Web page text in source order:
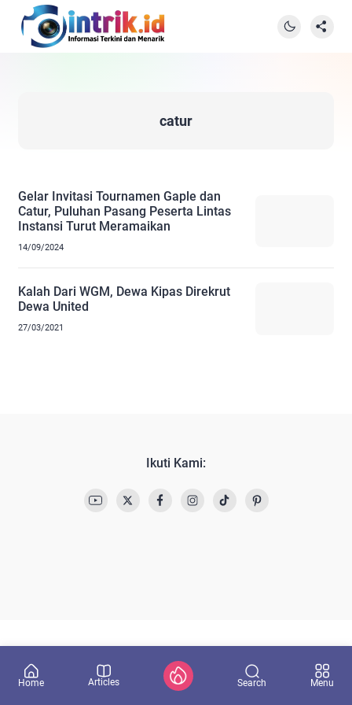
catur
Gelar Invitasi Tournamen Gaple dan
Catur, Puluhan Pasang Peserta Lintas
Instansi Turut Meramaikan
14/09/2024
Kalah Dari WGM, Dewa Kipas Direkrut
Dewa United
27/03/2021
Ikuti Kami:
Home Articles Search Menu